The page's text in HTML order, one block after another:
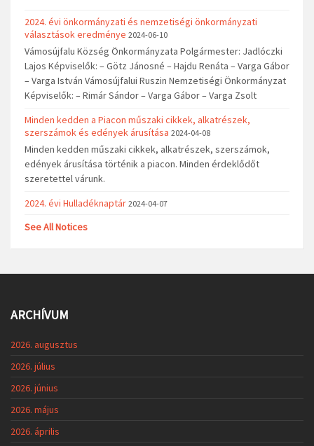
2024. évi önkormányzati és nemzetiségi önkormányzati
választások eredménye 2024-06-10
Vámosújfalu Község Önkormányzata Polgármester: Jadlóczki
Lajos Képviselők: – Götz Jánosné – Hajdu Renáta – Varga Gábor
– Varga István Vámosújfalui Ruszin Nemzetiségi Önkormányzat
Képviselők: – Rimár Sándor – Varga Gábor – Varga Zsolt
Minden kedden a Piacon műszaki cikkek, alkatrészek,
szerszámok és edények árusítása 2024-04-08
Minden kedden műszaki cikkek, alkatrészek, szerszámok,
edények árusítása történik a piacon. Minden érdeklődőt
szeretettel várunk.
2024. évi Hulladéknaptár 2024-04-07
See All Notices
ARCHÍVUM
2026. augusztus
2026. július
2026. június
2026. május
2026. április